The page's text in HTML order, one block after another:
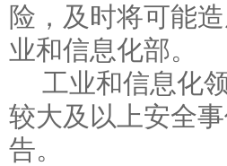
险，及时将可能
业和信息化部。
工业和信息化
较大及以上安全
告。